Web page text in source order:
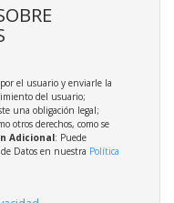
el usuario y enviarle la
del usuario;
una obligación legal;
otros derechos, como se
Adicional: Puede
Datos en nuestra Política